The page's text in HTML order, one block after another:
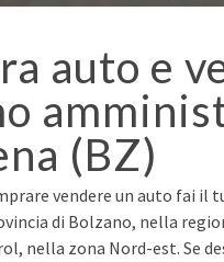
auto e
(BZ)
vendere un auto fai il
di Bolzano, nella
nella zona Nord-est. Se